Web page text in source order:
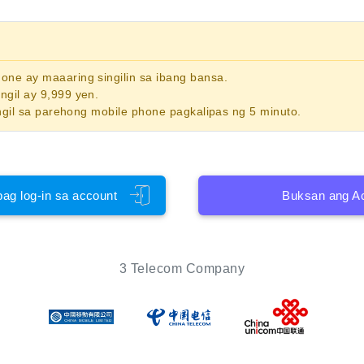
ay maaaring singilin sa ibang bansa.
ay 9,999 yen.
sa parehong mobile phone pagkalipas ng 5 minuto.
log-in sa account Buksan ang
3 Telecom Company